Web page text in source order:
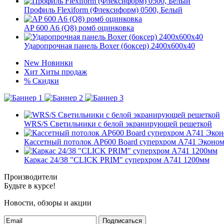
Профиль Flexiform (Флексиформ) 0500, Белый
AP 600 A6 (Q8) ромб оцинковка
Ударопрочная панель Boxer (боксер) 2400x600x40
New Новинки
Хит Хиты продаж
% Скидки
WRS/S Светильники с белой экранирующей решеткой
Кассетный потолок AP600 Board суперхром А741
Каркас 24/38 "CLICK PRIM" суперхром А741 1200мм
Производители
Будьте в курсе!
Новости, обзоры и акции
Подписаться